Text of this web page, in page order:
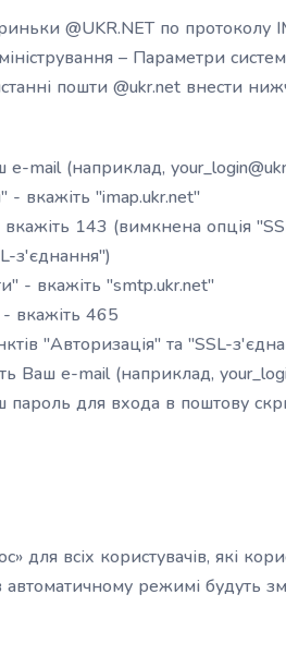
@UKR.NET по протоколу
– Параметри
пошти @ukr.net внести
e-mail (наприклад,
- вкажіть "imap.ukr.net"
143 (вимкнена опція
з'єднання")
- вкажіть "smtp.ukr.net"
вкажіть 465
"Авторизація" та "SSL-
Ваш e-mail (наприклад,
для входа в поштову
для всіх користувачів, які
режимі будуть